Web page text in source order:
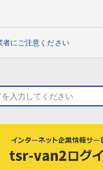
者にご注意ください